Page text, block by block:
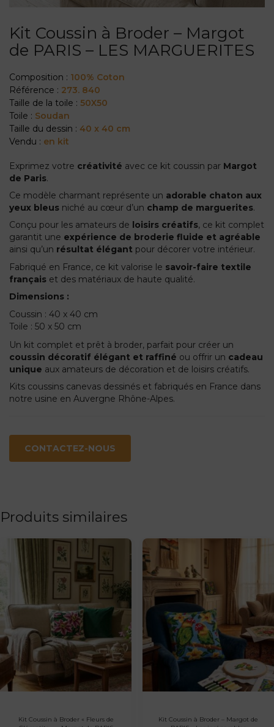
Kit Coussin à Broder – Margot
de PARIS – LES MARGUERITES
Composition : 100% Coton
Référence : 273. 840
Taille de la toile : 50X50
Toile : Soudan
Taille du dessin : 40 x 40 cm
Vendu : en kit
Exprimez votre créativité avec ce kit coussin par Margot
de Paris.
Ce modèle charmant représente un adorable chaton aux
yeux bleus niché au cœur d’un champ de marguerites.
Conçu pour les amateurs de loisirs créatifs, ce kit complet
garantit une expérience de broderie fluide et agréable
ainsi qu’un résultat élégant pour décorer votre intérieur.
Fabriqué en France, ce kit valorise le savoir-faire textile
français et des matériaux de haute qualité.
Dimensions :
Coussin : 40 x 40 cm
Toile : 50 x 50 cm
Un kit complet et prêt à broder, parfait pour créer un
coussin décoratif élégant et raffiné ou offrir un cadeau
unique aux amateurs de décoration et de loisirs créatifs.
Kits coussins canevas dessinés et fabriqués en France dans
notre usine en Auvergne Rhône-Alpes.
CONTACTEZ-NOUS
Produits similaires
Kit Coussin à Broder « Fleurs de
Kit Coussin à Broder – Margot de